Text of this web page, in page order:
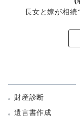
長女と嫁が相続
財産診断
遺言書作成